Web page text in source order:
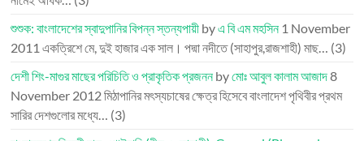
শুশুক: বাংলাদেশের স্বাদুপানির বিপন্ন স্তন্যপায়ী byএ বি এম মহসিন 1 November
2011 একত্রিশে মে, দুই হাজার এক সাল। পদ্মা নদীতে (সাহাপুর,রাজশাহী) মাছ… (3)
দেশী শিং-মাগুর মাছের পরিচিতি ও প্রাকৃতিক প্রজননbyমোঃ আবুল কালাম আজাদ8
November 2012মিঠাপানির মৎস্যচাষের ক্ষেত্র হিসেবে বাংলাদেশ পৃথিবীর প্রথম
সারির দেশগুলোর মধ্যে… (3)